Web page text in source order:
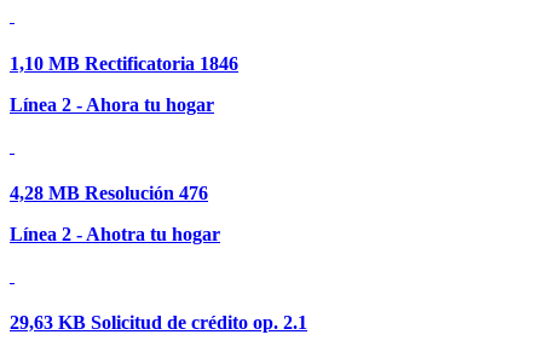
1,10 MB Rectificatoria 1846
Línea 2 - Ahora tu hogar
4,28 MB Resolución 476
Línea 2 - Ahotra tu hogar
29,63 KB Solicitud de crédito op. 2.1